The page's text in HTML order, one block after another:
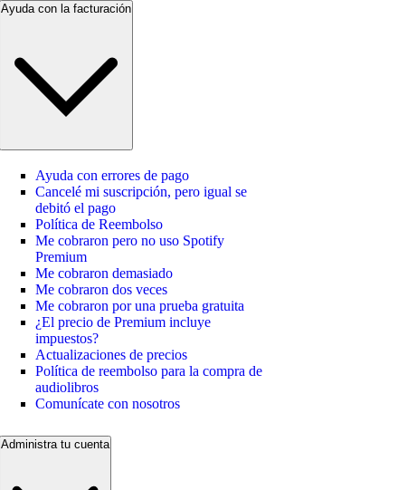
Ayuda con la facturación
Ayuda con errores de pago
Cancelé mi suscripción, pero igual se
debitó el pago
Política de Reembolso
Me cobraron pero no uso Spotify
Premium
Me cobraron demasiado
Me cobraron dos veces
Me cobraron por una prueba gratuita
¿El precio de Premium incluye
impuestos?
Actualizaciones de precios
Política de reembolso para la compra de
audiolibros
Comunícate con nosotros
Administra tu cuenta